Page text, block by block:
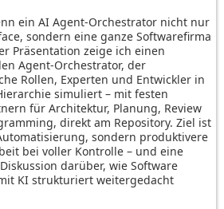
ein AI Agent-Orchestrator nicht nur
sondern eine ganze Softwarefirma
Präsentation zeige ich einen
Agent-Orchestrator, der
Rollen, Experten und Entwickler in
simuliert – mit festen
für Architektur, Planung, Review
direkt am Repository. Ziel ist
sondern produktivere
bei voller Kontrolle – und eine
darüber, wie Software
KI strukturiert weitergedacht